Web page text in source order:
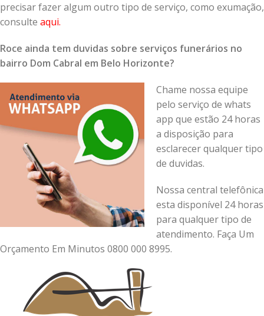
precisar fazer algum outro tipo de serviço, como exumação,
consulte aqui.
Roce ainda tem duvidas sobre serviços funerários no
bairro Dom Cabral em Belo Horizonte?
Chame nossa equipe
pelo serviço de whats
app que estão 24 horas
a disposição para
esclarecer qualquer tipo
de duvidas.
Nossa central telefônica
esta disponível 24 horas
para qualquer tipo de
atendimento. Faça Um
Orçamento Em Minutos 0800 000 8995.